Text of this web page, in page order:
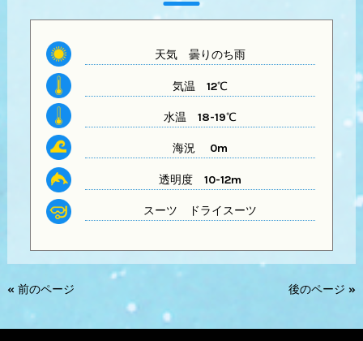
天気曇りのち雨
気温 12℃
水温 18-19℃
海況 0m
透明度10-12m
スーツ ドライスーツ
« 前のページ 後のページ »